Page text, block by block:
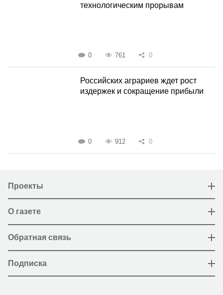
технологическим прорывам
0 761 0
Российских аграриев ждет рост
издержек и сокращение прибыли
0 912 0
Проекты
О газете
Обратная связь
Подписка